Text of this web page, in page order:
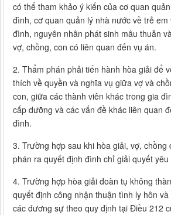
có thể tham khảo ý kiến của cơ quan
đình, cơ quan quản lý nhà nước về trẻ
đình, nguyên nhân phát sinh mâu thuẫn
vợ, chồng, con có liên quan đến vụ án.
2. Thẩm phán phải tiến hành hòa giải để
thích về quyền và nghĩa vụ giữa vợ và
con, giữa các thành viên khác trong gia
cấp dưỡng và các vấn đề khác liên quan
đình.
3. Trường hợp sau khi hòa giải, vợ, chồng
phán ra quyết định đình chỉ giải quyết yêu
4. Trường hợp hòa giải đoàn tụ không
quyết định công nhận thuận tình ly hôn
các đương sự theo quy định tại Điều 212